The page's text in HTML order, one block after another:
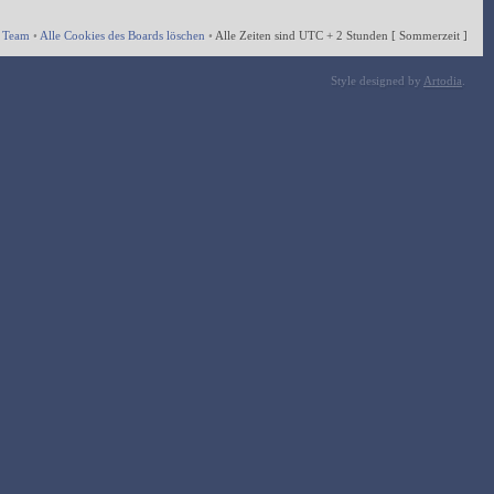
• Alle Cookies des Boards löschen • Alle Zeiten sind UTC + 2 Stunden [ Sommerzeit ]
Style designed by Artodia